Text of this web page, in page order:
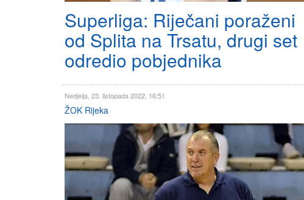
Superliga: Riječani poraženi
od Splita na Trsatu, drugi set
odredio pobjednika
Nedjelja, 23. listopada 2022. 16:51
ŽOK Rijeka